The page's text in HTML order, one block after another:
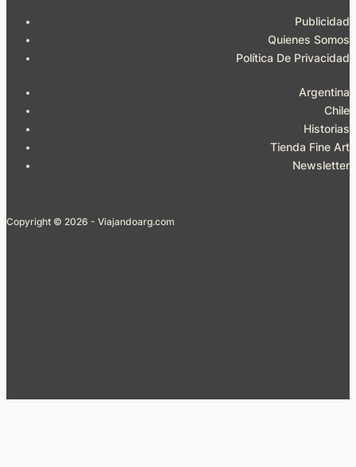
Publicidad
Quienes Somos
Política De Privacidad
Argentina
Chile
Historias
Tienda Fine Art
Newsletter
Copyright © 2026 - Viajandoarg.com